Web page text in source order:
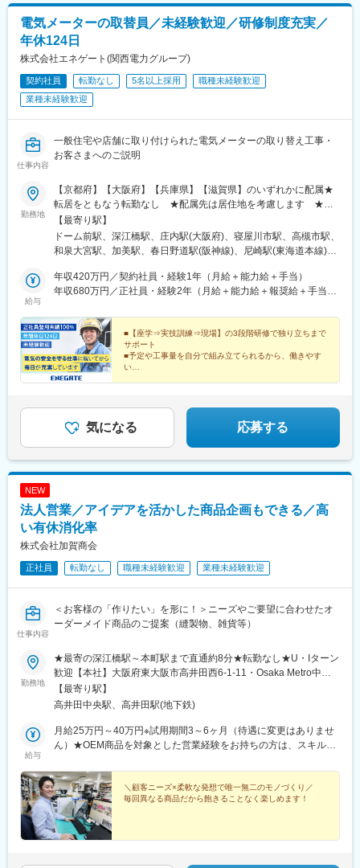
電気メーターの取替員／未経験歓迎／研修制度充実／
年休124日
株式会社エネゲート(関西電力グループ)
契約社員 転勤なし 5名以上採用
職種未経験歓迎
業種未経験歓迎
仕事内容
一般住宅や店舗に取り付けられた電気メーターの取り替え工事・
お客さまへのご説明
勤務地
【京都府】【大阪府】【兵庫県】【滋賀県】のいずれかに配属★
転居をともなう転勤なし ★配属先は居住地を考慮します ★自
宅から通勤可能です ★オフィス内禁煙 ■大阪府・大阪市・豊中
市・寝屋川市・高槻市・岸和田市■兵庫県・神戸市・尼崎市・明石
市 ■京都府・京都市■滋賀県・大津市※マイカー・バイク通勤不可
【最寄り駅】
ドーム前駅、深江橋駅、庄内駅(大阪府)、寝屋川市駅、高槻市駅、
和泉大宮駅、加美駅、春日野道駅(阪神線)、尼崎駅(東海道本線)、
美駅、春日野道駅(阪急線)、膳所駅、ドーム前千代崎駅、高井田中
央駅、石場駅
給与
年収420万円／契約社員・経験1年（月給＋能力給＋手当）
年収680万円／正社員・経験2年（月給＋能力給＋報奨給＋手当＋
■【座学⇒実技訓練⇒現場】の3段階研修で独り立ちまで
サポート
■予定や工事量を自分で組み立てられるから、働きやす
い
■直近5年の正社員登用実績100％！
気になる 応募する
NEW
法人営業／アイデアを活かした商品企画もできる／高
い有休消化率
株式会社加賀商会
正社員 転勤なし 職種未経験歓迎 業種未経験歓迎
仕事内容
＜お客様の「作りたい」を形に！＞ニーズやご要望に合わせたオ
ーダーメイド商品のご提案（縫製物、雑貨等）
勤務地
★最寄の深江橋駅～本町駅まで直通約8分★転勤なし★U・Iターン
歓迎【本社】大阪府東大阪市高井田西6-1-11・Osaka Metro中央
線『高井田』駅より徒歩8分・Osaka Metro中央線『深江橋』駅よ
り徒歩10分
【最寄り駅】
高井田中央駅、高井田駅(地下鉄)
給与
月給25万円～40万円※試用期間3～6ヶ月（待遇に変更はありませ
ん）★OEM商品を対象とした営業経験をお持ちの方は、スキルや
お聞かせください。ご相談に応じます
＼顧客ニーズ×柔軟な発想で唯一無二のモノづくり／
毎回異なる商品だから飽きることなく楽しめます！